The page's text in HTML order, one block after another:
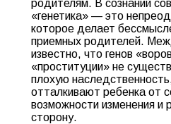
родителям. В сознаний
«генетика» — это
которое делает
приемных родителей.
известно, что генов
«проституции» не
плохую
отталкивают ребенка от
возможности изменения и
сторону.